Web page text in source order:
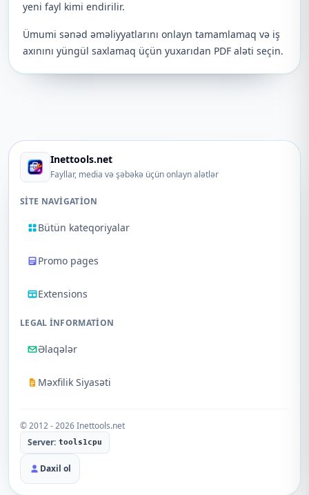
yeni fayl kimi endirilir.
Ümumi sənəd əməliyyatlarını onlayn tamamlamaq və iş
axınını yüngül saxlamaq üçün yuxarıdan PDF aləti seçin.
Inettools.net
Fayllar, media və şəbəkə üçün onlayn alətlər
SITE NAVIGATION
Bütün kateqoriyalar
Promo pages
Extensions
LEGAL INFORMATION
Əlaqələr
Məxfilik Siyasəti
© 2012 - 2026 Inettools.net
Server: tools1cpu
Daxil ol